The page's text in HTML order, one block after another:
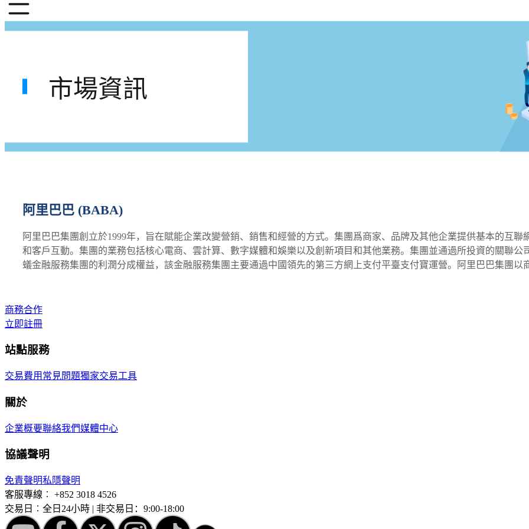
市場資訊
阿里巴巴 (BABA)
阿里巴巴集團創立於1999年，旨在賦能企業改變營銷、銷售和經營的方式。集團爲商家、品牌及其他企業提供基本的互
和客戶互動。集團的業務包括核心電商、雲計算、數字媒體和娛樂以及創新項目和其他業務。集團並通過所投資的關聯
蟻金融服務集團的利潤分成權益，該金融服務集團主要通過中國領先的第三方網上支付平臺支付寶運營。阿里巴巴集團以
商務合作
立即註冊
站點服務
交易費用 常見問題獨家交易工具
關於
企業概要聯絡我們媒體中心
協議聲明
免責聲明私隱聲明
客服專線︰ +852 3018 4526
交易日︰全日24小時 | 非交易日：9:00-18:00